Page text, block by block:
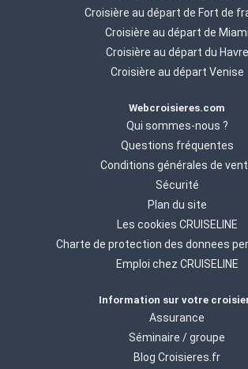
Croisière au départ de Fort de
Croisière au départ de Miami
Croisière au départ du Havre
Croisière au départ Venise
Webcroisieres.com
Qui sommes-nous ?
Questions fréquentes
Conditions générales de
Sécurité
Plan du site
Les cookies CRUISELINE
Charte de protection des donnees
Emploi chez CRUISELINE
Information sur votre
Assurance
Séminaire / groupe
Blog Croisieres.fr